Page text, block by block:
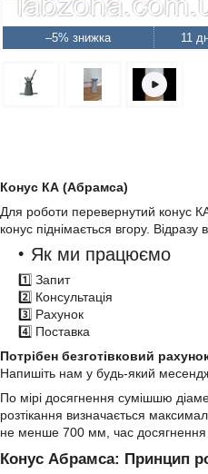
–5% 11
Конус КА (Абрамса)
Для роботи перевернутий конус
конус піднімається вгору.
Як ми працюємо
1️⃣ Запит
2️⃣ Консультація
3️⃣ Рахунок
4️⃣ Поставка
Потрібен безготівковий
Напишіть нам у будь-який
По мірі досягнення сумішшю
розтікання визначається
не менше 700 мм, час досягнення
Конус Абрамса: Принцип